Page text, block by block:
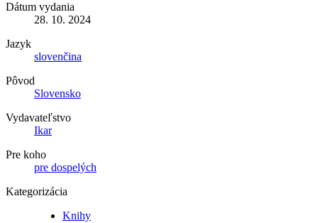
Dátum vydania
28. 10. 2024
Jazyk
slovenčina
Pôvod
Slovensko
Vydavateľstvo
Ikar
Pre koho
pre dospelých
Kategorizácia
Knihy